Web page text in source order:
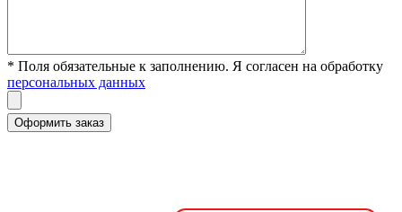
* Поля обязательные к заполнению. Я согласен на обработку
персональных данных